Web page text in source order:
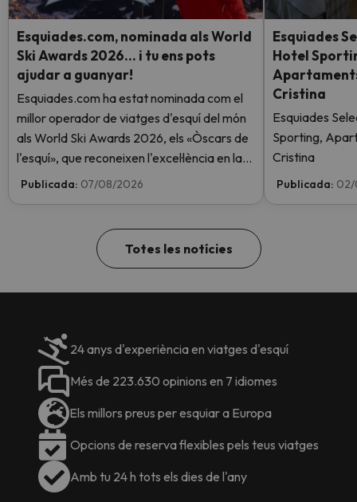
Esquiades.com, nominada als World
Ski Awards 2026… i tu ens pots
ajudar a guanyar!
Esquiades.com ha estat nominada com el
millor operador de viatges d'esquí del món
als World Ski Awards 2026, els «Òscars de
l'esquí», que reconeixen l'excel·lència en la
indústria de l'esquí. Vota ara i ajuda'ns a
Publicada: 07/08/2026
Esquiades
Hotel
Cristina
Esquiades
Sporting,
Cristina
Publicada:
Totes les notícies
24 anys d'experiència en viatges d'esquí
Més de 223.630 opinions en 7 idiomes
Els millors preus per esquiar a Europa
Opcions de reserva flexibles pels teus viatges
Amb tu 24 h tots els dies de l'any